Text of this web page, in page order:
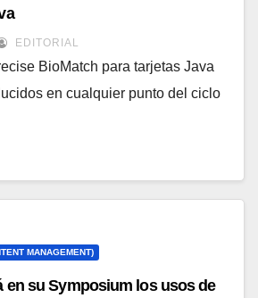
EDITORIAL
BioMatch para tarjetas Java
en cualquier punto del ciclo
MANAGEMENT)
en su Symposium los usos de